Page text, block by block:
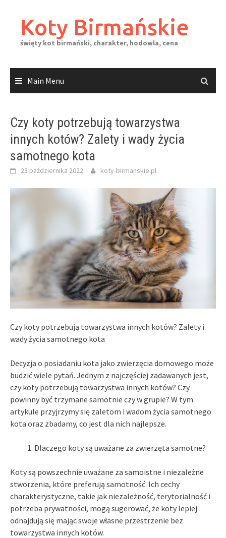
contentKoty Birmańskie
święty kot birmański, charakter, hodowla, cena
Main Menu
Czy koty potrzebują towarzystwa
innych kotów? Zalety i wady życia
samotnego kota
23 października 2022 koty-birmanskie.pl
Czy koty potrzebują towarzystwa innych kotów? Zalety i
wady życia samotnego kota
Decyzja o posiadaniu kota jako zwierzęcia domowego może
budzić wiele pytań. Jednym z najczęściej zadawanych jest,
czy koty potrzebują towarzystwa innych kotów? Czy
powinny być trzymane samotnie czy w grupie? W tym
artykule przyjrzymy się zaletom i wadom życia samotnego
kota oraz zbadamy, co jest dla nich najlepsze.
Dlaczego koty są uważane za zwierzęta samotne?
Koty są powszechnie uważane za samoistne i niezależne
stworzenia, które preferują samotność. Ich cechy
charakterystyczne, takie jak niezależność, terytorialność i
potrzeba prywatności, mogą sugerować, że koty lepiej
odnajdują się mając swoje własne przestrzenie bez
towarzystwa innych kotów.